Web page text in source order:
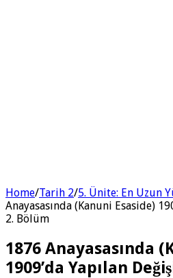
Home/Tarih 2/5. Ünite: En Uzun
Anayasasında (Kanuni Esaside)
2. Bölüm
1876 Anayasasında
1909’da Yapılan